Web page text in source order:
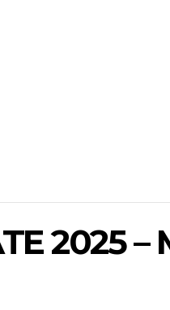
2025